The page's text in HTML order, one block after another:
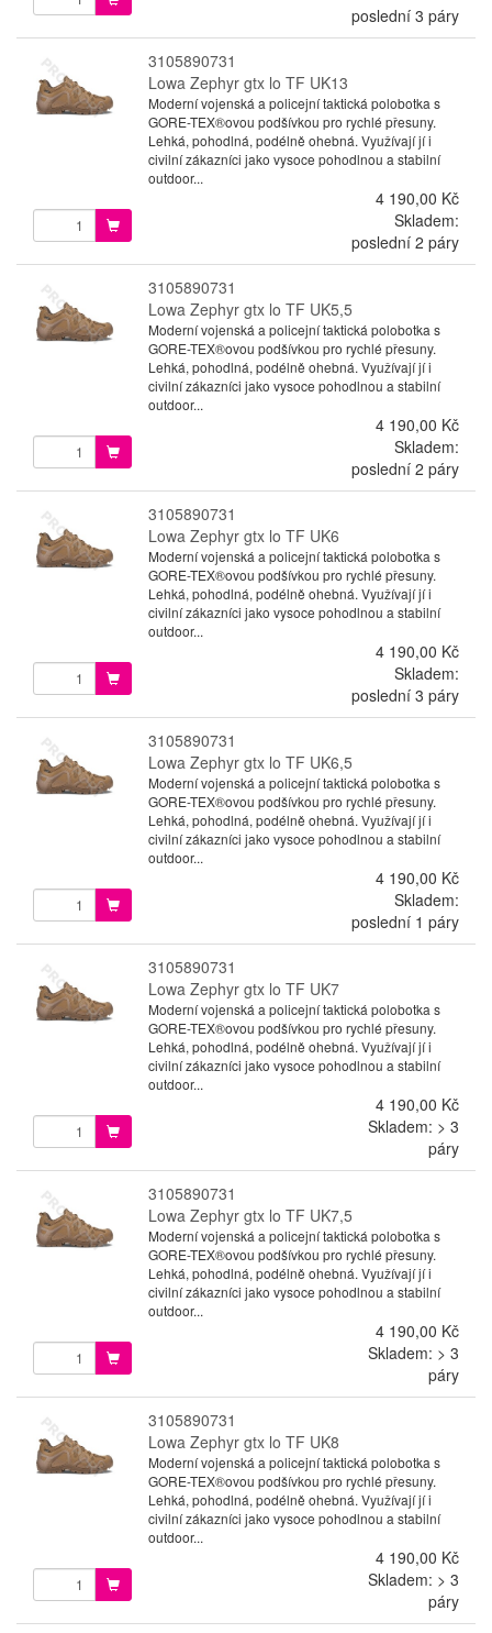
poslední 3 páry
3105890731
Lowa Zephyr gtx lo TF UK13
Moderní vojenská a policejní taktická polobotka s
GORE-TEX®ovou podšívkou pro rychlé přesuny.
Lehká, pohodlná, podélně ohebná. Využívají jí i
civilní zákazníci jako vysoce pohodlnou a stabilní
outdoor...
4 190,00 Kč
Skladem:
poslední 2 páry
3105890731
Lowa Zephyr gtx lo TF UK5,5
Moderní vojenská a policejní taktická polobotka s
GORE-TEX®ovou podšívkou pro rychlé přesuny.
Lehká, pohodlná, podélně ohebná. Využívají jí i
civilní zákazníci jako vysoce pohodlnou a stabilní
outdoor...
4 190,00 Kč
Skladem:
poslední 2 páry
3105890731
Lowa Zephyr gtx lo TF UK6
Moderní vojenská a policejní taktická polobotka s
GORE-TEX®ovou podšívkou pro rychlé přesuny.
Lehká, pohodlná, podélně ohebná. Využívají jí i
civilní zákazníci jako vysoce pohodlnou a stabilní
outdoor...
4 190,00 Kč
Skladem:
poslední 3 páry
3105890731
Lowa Zephyr gtx lo TF UK6,5
Moderní vojenská a policejní taktická polobotka s
GORE-TEX®ovou podšívkou pro rychlé přesuny.
Lehká, pohodlná, podélně ohebná. Využívají jí i
civilní zákazníci jako vysoce pohodlnou a stabilní
outdoor...
4 190,00 Kč
Skladem:
poslední 1 páry
3105890731
Lowa Zephyr gtx lo TF UK7
Moderní vojenská a policejní taktická polobotka s
GORE-TEX®ovou podšívkou pro rychlé přesuny.
Lehká, pohodlná, podélně ohebná. Využívají jí i
civilní zákazníci jako vysoce pohodlnou a stabilní
outdoor...
4 190,00 Kč
Skladem: > 3
páry
3105890731
Lowa Zephyr gtx lo TF UK7,5
Moderní vojenská a policejní taktická polobotka s
GORE-TEX®ovou podšívkou pro rychlé přesuny.
Lehká, pohodlná, podélně ohebná. Využívají jí i
civilní zákazníci jako vysoce pohodlnou a stabilní
outdoor...
4 190,00 Kč
Skladem: > 3
páry
3105890731
Lowa Zephyr gtx lo TF UK8
Moderní vojenská a policejní taktická polobotka s
GORE-TEX®ovou podšívkou pro rychlé přesuny.
Lehká, pohodlná, podélně ohebná. Využívají jí i
civilní zákazníci jako vysoce pohodlnou a stabilní
outdoor...
4 190,00 Kč
Skladem: > 3
páry